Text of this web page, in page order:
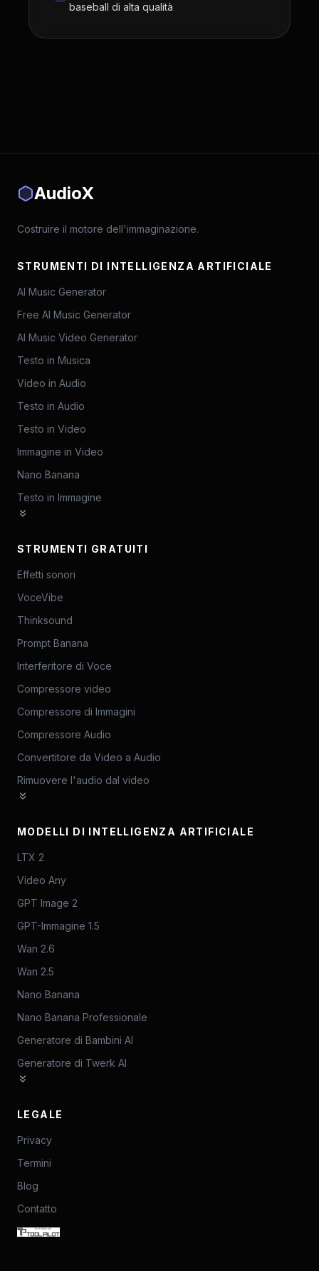
baseball di alta qualità
AudioX
Costruire il motore dell'immaginazione.
STRUMENTI DI INTELLIGENZA ARTIFICIALE
AI Music Generator
Free AI Music Generator
AI Music Video Generator
Testo in Musica
Video in Audio
Testo in Audio
Testo in Video
Immagine in Video
Nano Banana
Testo in Immagine
STRUMENTI GRATUITI
Effetti sonori
VoceVibe
Thinksound
Prompt Banana
Interferitore di Voce
Compressore video
Compressore di Immagini
Compressore Audio
Convertitore da Video a Audio
Rimuovere l'audio dal video
MODELLI DI INTELLIGENZA ARTIFICIALE
LTX 2
Video Any
GPT Image 2
GPT-Immagine 1.5
Wan 2.6
Wan 2.5
Nano Banana
Nano Banana Professionale
Generatore di Bambini AI
Generatore di Twerk AI
LEGALE
Privacy
Termini
Blog
Contatto